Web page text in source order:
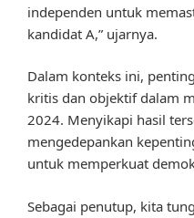
independen untuk
kandidat A,” ujarnya.
Dalam konteks ini,
kritis dan objektif dalam
2024. Menyikapi hasil
mengedepankan
untuk memperkuat
Sebagai penutup, kita